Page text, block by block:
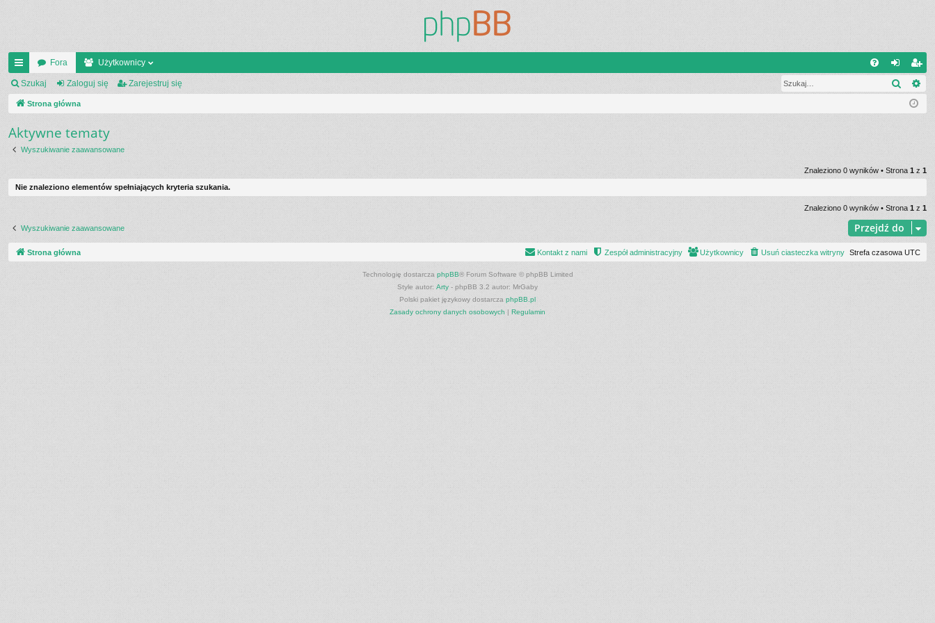
ię
ce
…
Fora Użytkownicy
al
ę
ar
ej
j
ę
Szukaj Zaloguj się Zarejestruj się Szukaj
Strona główna
Aktywne tematy
Wyszukiwanie zaawansowane
Znaleziono 0 wyników • Strona 1 z 1
Nie znaleziono elementów spełniających kryteria szukania.
Znaleziono 0 wyników • Strona 1 z 1
Wyszukiwanie zaawansowane Przejdź do
Strona główna Strefa czasowa UTC
Usuń ciasteczka witryny
Użytkownicy
Zespół administracyjny
Kontakt z nami
Technologię dostarcza phpBB® Forum Software © phpBB Limited
Style autor: Arty - phpBB 3.2 autor: MrGaby
Polski pakiet językowy dostarcza phpBB.pl
Zasady ochrony danych osobowych
Regulamin